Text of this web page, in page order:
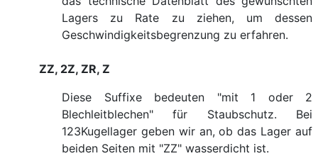
Lagers zu Rate zu ziehen, um dessen
Geschwindigkeitsbegrenzung zu erfahren.
ZZ, 2Z, ZR, Z
Diese Suffixe bedeuten "mit 1 oder 2
Blechleitblechen" für Staubschutz. Bei
123Kugellager geben wir an, ob das Lager auf
beiden Seiten mit "ZZ" wasserdicht ist.